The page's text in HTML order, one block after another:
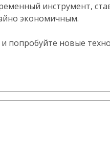
инструмент,
экономичным.
попробуйте новые